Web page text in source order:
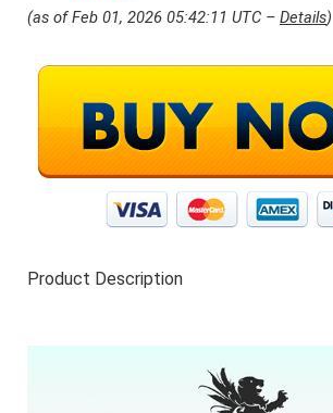
(as of Feb 01, 2026 05:42:11 UTC – Details)
Product Description